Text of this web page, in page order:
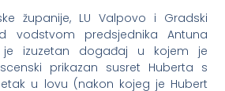
županije, LU Valpovo i Gradski
vodstvom predsjednika Antuna
je izuzetan događaj u kojem je
prikazan susret Huberta s
u lovu (nakon kojeg je Hubert